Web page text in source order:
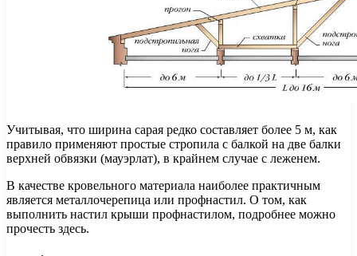
Учитывая, что ширина сарая редко составляет более 5 м, как
правило применяют простые стропила с балкой на две балки
верхней обвязки (мауэрлат), в крайнем случае с леженем.
В качестве кровельного материала наиболее практичным
является металлочерепица или профнастил. О том, как
выполнить настил крыши профнастилом, подробнее можно
прочесть здесь.